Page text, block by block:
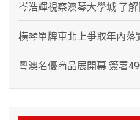
岑浩輝視察澳琴大學城 了
橫琴單牌車北上爭取年內落
粵澳名優商品展開幕 簽署